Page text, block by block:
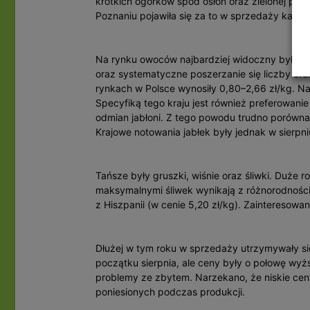
Poznaniu pojawiła się za to w sprzedaży
Na rynku owoców najbardziej widoczny był
oraz systematyczne poszerzanie się liczby
rynkach w Polsce wynosiły 0,80–2,66 zł/kg.
Specyfiką tego kraju jest również
odmian jabłoni. Z tego powodu trudno
Krajowe notowania jabłek były jednak w
Tańsze były gruszki, wiśnie oraz śliwki. Duże
maksymalnymi śliwek wynikają z
z Hiszpanii (w cenie 5,20 zł/kg).
Dłużej w tym roku w sprzedaży utrzymywały
początku sierpnia, ale ceny były o połowę
problemy ze zbytem. Narzekano, że niskie
poniesionych podczas produkcji.